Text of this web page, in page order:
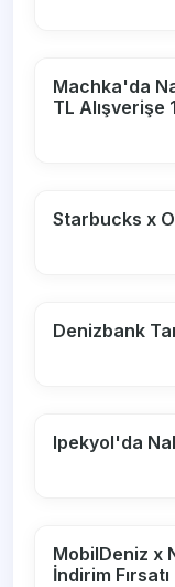
Machka'da
TL Alışverişe
Starbucks x
Denizbank
Ipekyol'da
MobilDeniz x
İndirim Fırsatı